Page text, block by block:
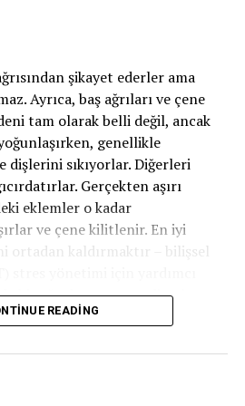
ilgili potansiyel
nüfus araştırmalarına (çok
kanser oranı daha mı
bakmak faydalı olur.
mu?)
kesinlikle mümkün değildir,
şikayet ederler ama
Ayrıca, baş ağrıları ve çene
tam olarak belli değil, ancak
genellikle
dişlerini sıkıyorlar. Diğerleri
Gerçekten aşırı
eklemler o kadar
ve çene kilitlenir. En iyi
ortadan kaldırmaktır – bilişsel
bir ağız koruyucusu diş sıkmayı
vermenizi önler. Anti-
daha yumuşak yiyecekler
READING